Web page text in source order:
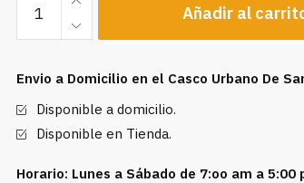
Chipotles
Adobados
Marcos
215g
cantidad
Añadir al
Envio a Domicilio en el Casco Urbano De
Disponible a domicilio.
Disponible en Tienda.
Horario: Lunes a Sábado de 7:oo am a 5:00